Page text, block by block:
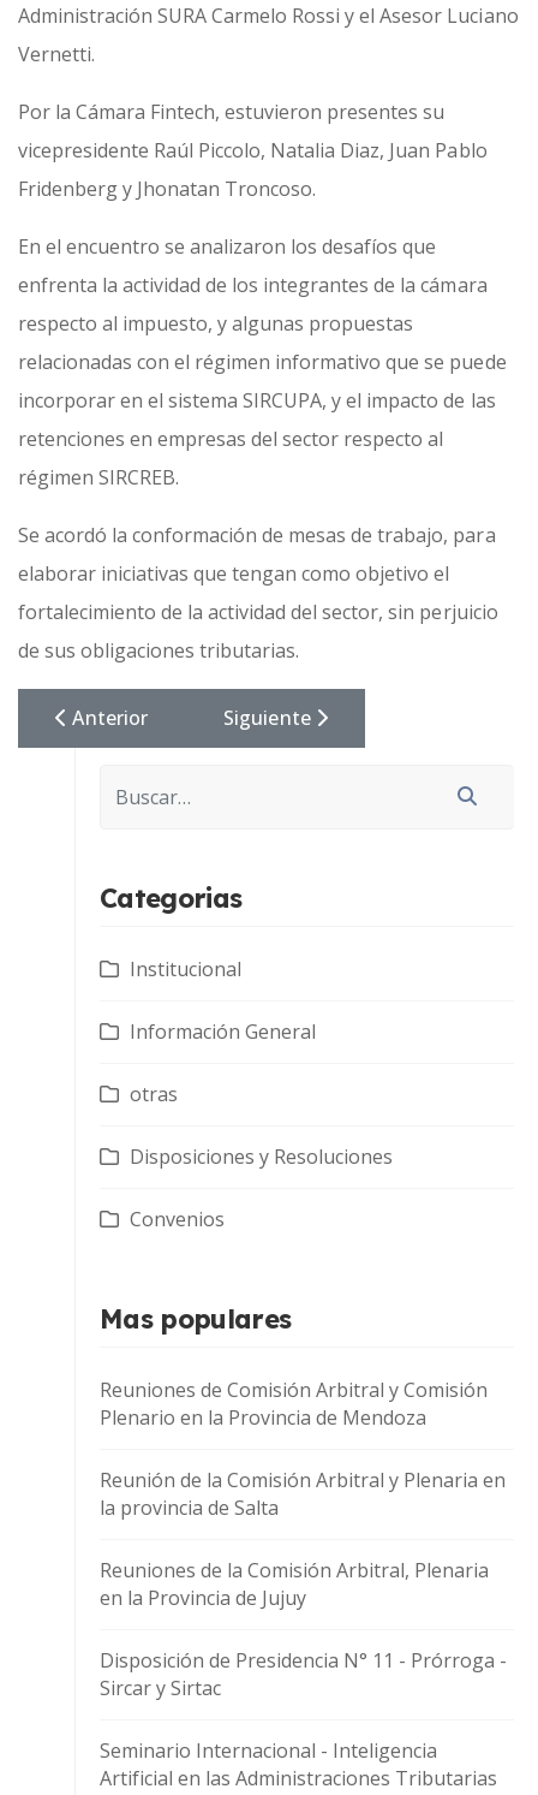
Administración SURA Carmelo Rossi y el Asesor Luciano
Vernetti.
Por la Cámara Fintech, estuvieron presentes su
vicepresidente Raúl Piccolo, Natalia Diaz, Juan Pablo
Fridenberg y Jhonatan Troncoso.
En el encuentro se analizaron los desafíos que
enfrenta la actividad de los integrantes de la cámara
respecto al impuesto, y algunas propuestas
relacionadas con el régimen informativo que se puede
incorporar en el sistema SIRCUPA, y el impacto de las
retenciones en empresas del sector respecto al
régimen SIRCREB.
Se acordó la conformación de mesas de trabajo, para
elaborar iniciativas que tengan como objetivo el
fortalecimiento de la actividad del sector, sin perjuicio
de sus obligaciones tributarias.
Artículo Anterior: La Pampa Se Suma Al Padrón
Anterior Artículo Siguiente: COMARB
Siguiente
Categorias
Institucional
Información General
otras
Disposiciones y Resoluciones
Convenios
Mas populares
Reuniones de Comisión Arbitral y Comisión
Plenario en la Provincia de Mendoza
Reunión de la Comisión Arbitral y Plenaria en
la provincia de Salta
Reuniones de la Comisión Arbitral, Plenaria
en la Provincia de Jujuy
Disposición de Presidencia N° 11 - Prórroga -
Sircar y Sirtac
Seminario Internacional - Inteligencia
Artificial en las Administraciones Tributarias